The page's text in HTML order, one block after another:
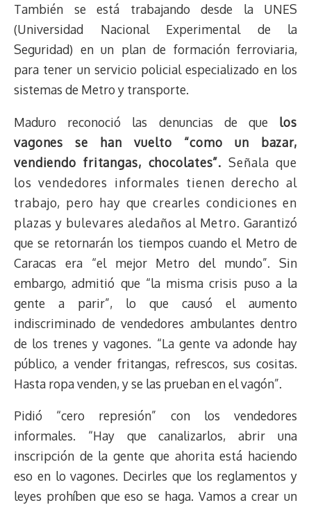
También se está trabajando desde la UNES
(Universidad Nacional Experimental de la
Seguridad) en un plan de formación ferroviaria,
para tener un servicio policial especializado en los
sistemas de Metro y transporte.
Maduro reconoció las denuncias de que los
vagones se han vuelto “como un bazar,
vendiendo fritangas, chocolates”. Señala que
los vendedores informales tienen derecho al
trabajo, pero hay que crearles condiciones en
plazas y bulevares aledaños al Metro. Garantizó
que se retornarán los tiempos cuando el Metro de
Caracas era “el mejor Metro del mundo”. Sin
embargo, admitió que “la misma crisis puso a la
gente a parir”, lo que causó el aumento
indiscriminado de vendedores ambulantes dentro
de los trenes y vagones. “La gente va adonde hay
público, a vender fritangas, refrescos, sus cositas.
Hasta ropa venden, y se las prueban en el vagón”.
Pidió “cero represión” con los vendedores
informales. “Hay que canalizarlos, abrir una
inscripción de la gente que ahorita está haciendo
eso en lo vagones. Decirles que los reglamentos y
leyes prohíben que eso se haga. Vamos a crear un